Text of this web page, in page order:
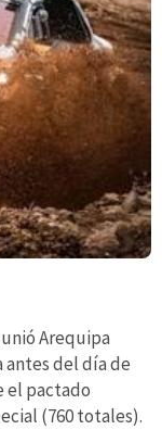
Arequipa
antes del día de
el pactado
(760 totales).